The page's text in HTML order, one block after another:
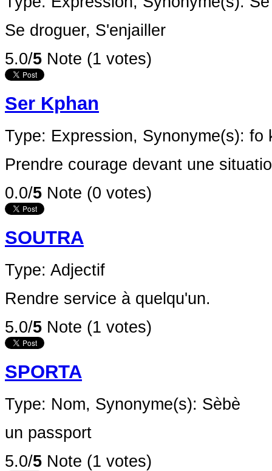
Se droguer, S'enjailler
5.0/5 Note (1 votes)
Ser Kphan
Type: Expression, Synonyme(s): fo
Prendre courage devant une
0.0/5 Note (0 votes)
SOUTRA
Type: Adjectif
Rendre service à quelqu'un.
5.0/5 Note (1 votes)
SPORTA
Type: Nom, Synonyme(s): Sèbè
un passport
5.0/5 Note (1 votes)